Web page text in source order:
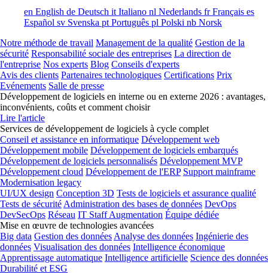
en English de Deutsch it Italiano nl Nederlands frFrançais es
Español sv Svenska pt Português pl Polski nb Norsk
Notre méthode de travail Management de la qualité Gestion de la
sécurité Responsabilité sociale des entreprises La direction de
l'entreprise Nos experts Blog Conseils d'experts
Avis des clients Partenaires technologiques Certifications Prix
Evénements Salle de presse
Développement de logiciels en interne ou en externe 2026 : avantages,
inconvénients, coûts et comment choisir
Lire l'article
Services de développement de logiciels à cycle complet
Conseil et assistance en informatique Développement web
Développement mobile Développement de logiciels embarqués
Développement de logiciels personnalisés Développement MVP
Développement cloud Développement de l'ERP Support mainframe
Modernisation legacy
UI/UX design Conception 3D Tests de logiciels et assurance qualité
Tests de sécurité Administration des bases de données DevOps
DevSecOps Réseau IT Staff Augmentation Équipe dédiée
Mise en œuvre de technologies avancées
Big data Gestion des données Analyse des données Ingénierie des
données Visualisation des données Intelligence économique
Apprentissage automatique Intelligence artificielle Science des données
Durabilité et ESG